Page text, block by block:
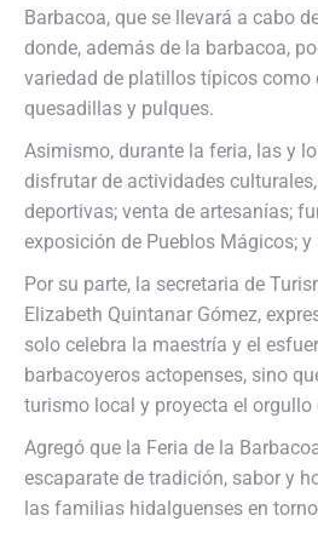
Barbacoa, que se llevará a cabo
donde, además de la barbacoa,
variedad de platillos típicos como
quesadillas y pulques.
Asimismo, durante la feria, las y
disfrutar de actividades
deportivas; venta de artesanías;
exposición de Pueblos Mágicos;
Por su parte, la secretaria de
Elizabeth Quintanar Gómez,
solo celebra la maestría y el
barbacoyeros actopenses, sino
turismo local y proyecta el orgullo
Agregó que la Feria de la
escaparate de tradición, sabor y
las familias hidalguenses en